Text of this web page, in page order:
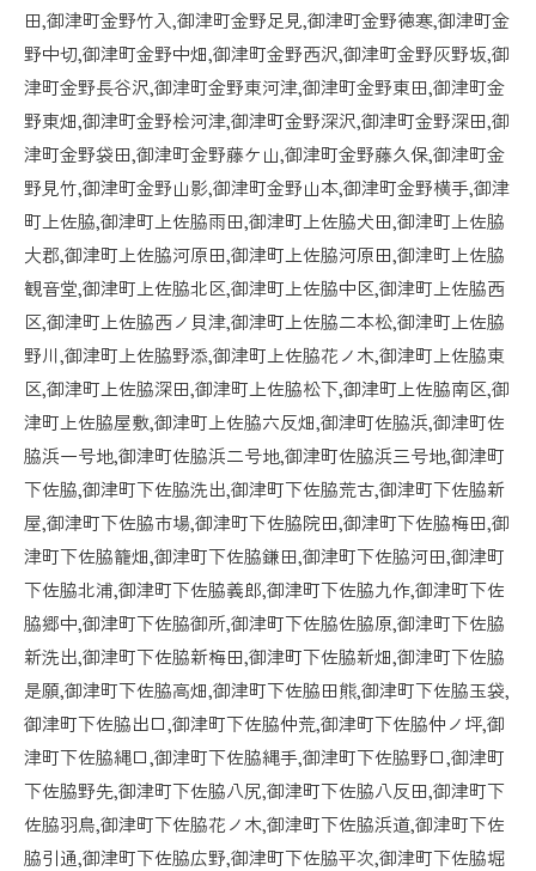
田,御津町金野竹入,御津町金野足見,御津町金野徳寒,御津町金
野中切,御津町金野中畑,御津町金野西沢,御津町金野灰野坂,御
津町金野長谷沢,御津町金野東河津,御津町金野東田,御津町金
野東畑,御津町金野桧河津,御津町金野深沢,御津町金野深田,御
津町金野袋田,御津町金野藤ケ山,御津町金野藤久保,御津町金
野見竹,御津町金野山影,御津町金野山本,御津町金野横手,御津
町上佐脇,御津町上佐脇雨田,御津町上佐脇犬田,御津町上佐脇
大郡,御津町上佐脇河原田,御津町上佐脇河原田,御津町上佐脇
観音堂,御津町上佐脇北区,御津町上佐脇中区,御津町上佐脇西
区,御津町上佐脇西ノ貝津,御津町上佐脇二本松,御津町上佐脇
野川,御津町上佐脇野添,御津町上佐脇花ノ木,御津町上佐脇東
区,御津町上佐脇深田,御津町上佐脇松下,御津町上佐脇南区,御
津町上佐脇屋敷,御津町上佐脇六反畑,御津町佐脇浜,御津町佐
脇浜一号地,御津町佐脇浜二号地,御津町佐脇浜三号地,御津町
下佐脇,御津町下佐脇洗出,御津町下佐脇荒古,御津町下佐脇新
屋,御津町下佐脇市場,御津町下佐脇院田,御津町下佐脇梅田,御
津町下佐脇籠畑,御津町下佐脇鎌田,御津町下佐脇河田,御津町
下佐脇北浦,御津町下佐脇義郎,御津町下佐脇九作,御津町下佐
脇郷中,御津町下佐脇御所,御津町下佐脇佐脇原,御津町下佐脇
新洗出,御津町下佐脇新梅田,御津町下佐脇新畑,御津町下佐脇
是願,御津町下佐脇高畑,御津町下佐脇田熊,御津町下佐脇玉袋,
御津町下佐脇出口,御津町下佐脇仲荒,御津町下佐脇仲ノ坪,御
津町下佐脇縄口,御津町下佐脇縄手,御津町下佐脇野口,御津町
下佐脇野先,御津町下佐脇八尻,御津町下佐脇八反田,御津町下
佐脇羽鳥,御津町下佐脇花ノ木,御津町下佐脇浜道,御津町下佐
脇引通,御津町下佐脇広野,御津町下佐脇平次,御津町下佐脇堀